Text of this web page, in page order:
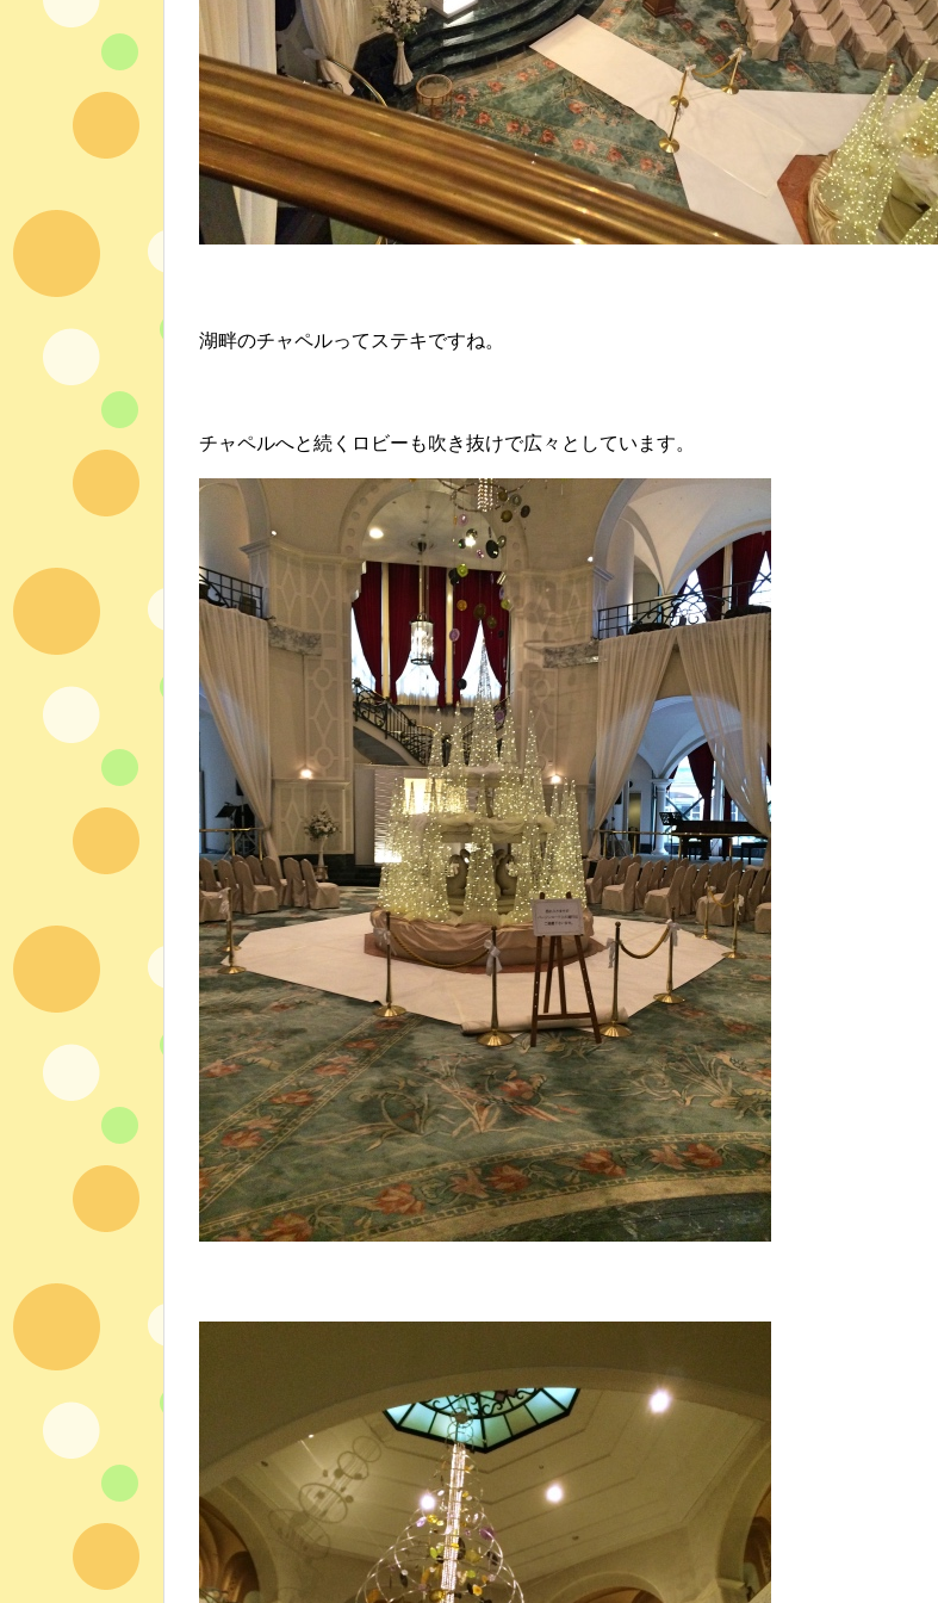
湖畔のチャペルってステキですね。
チャペルへと続くロビーも吹き抜けで広々としています。